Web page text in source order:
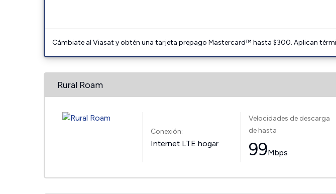
Cámbiate al Viasat y obtén una tarjeta prepago Mastercard™ hasta $300. Aplican
Rural Roam
Conexión:
Internet LTE hogar
Velocidades de descarga
de hasta
99Mbps